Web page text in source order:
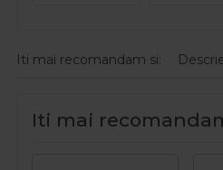
Iti mai recomandam si:
Iti mai